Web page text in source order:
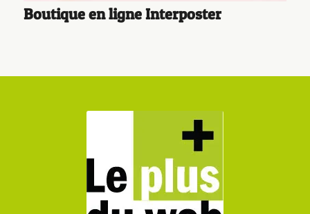
Boutique en ligne Interposter